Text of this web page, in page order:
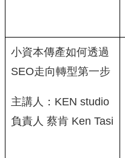
小資本傳產如何透過
SEO走向轉型第一步
主講人：KEN studio
負責人 蔡肯 Ken Tasi